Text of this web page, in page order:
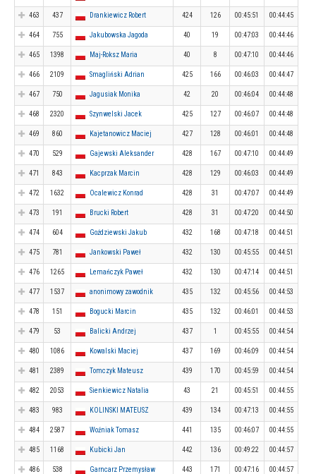
463 437 Drankiewicz Robert 424 126 00:45:51 00:44:45
464 755 Jakubowska Jagoda 40 19 00:47:03 00:44:46
465 1398 Maj-Roksz Maria 40 8 00:47:10 00:44:46
466 2109 Smagliński Adrian 425 166 00:46:03 00:44:47
467 750 Jagusiak Monika 42 20 00:46:04 00:44:48
468 2320 Szynwelski Jacek 425 127 00:46:07 00:44:48
469 860 Kajetanowicz Maciej 427 128 00:46:01 00:44:48
470 529 Gajewski Aleksander 428 167 00:47:10 00:44:49
471 843 Kacprzak Marcin 428 129 00:46:03 00:44:49
472 1632 Ocalewicz Konrad 428 31 00:47:07 00:44:49
473 191 Brucki Robert 428 31 00:47:20 00:44:50
474 604 Goździewski Jakub 432 168 00:47:18 00:44:51
475 781 Jankowski Paweł 432 130 00:45:55 00:44:51
476 1265 Lemańczyk Paweł 432 130 00:47:14 00:44:51
477 1537 anonimowy zawodnik 435 132 00:45:56 00:44:53
478 151 Bogucki Marcin 435 132 00:46:01 00:44:53
479 53 Balicki Andrzej 437 1 00:45:55 00:44:54
480 1086 Kowalski Maciej 437 169 00:46:09 00:44:54
481 2389 Tomczyk Mateusz 439 170 00:45:59 00:44:54
482 2053 Sienkiewicz Natalia 43 21 00:45:51 00:44:55
483 983 KOLINSKI MATEUSZ 439 134 00:47:13 00:44:55
484 2587 Woźniak Tomasz 441 135 00:46:07 00:44:55
485 1168 Kubicki Jan 442 136 00:49:22 00:44:57
486 538 Garncarz Przemysław 443 171 00:47:16 00:44:57